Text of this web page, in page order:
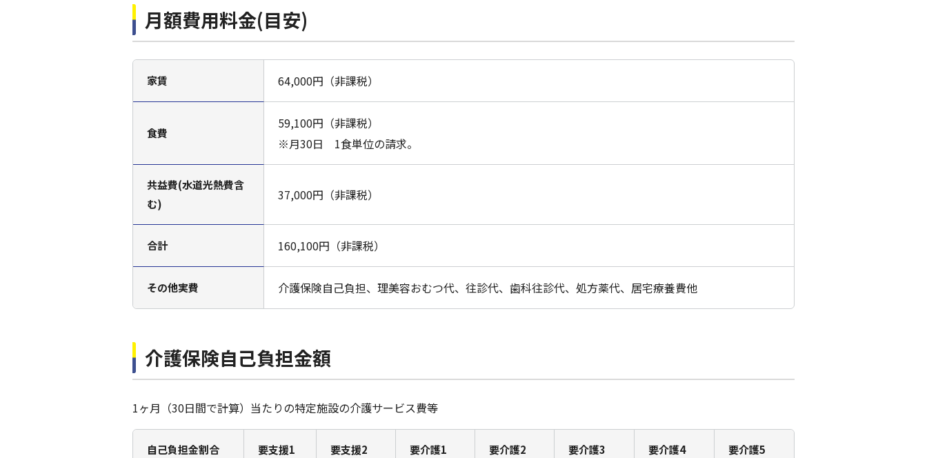
月額費用料金(目安)
家賃 64,000円（非課税）
食費
59,100円（非課税）
※月30日 1食単位の請求。
共益費(水道光熱費含
む)
37,000円（非課税）
合計 160,100円（非課税）
その他実費 介護保険自己負担、理美容おむつ代、往診代、歯科往診代、処方薬代、居宅療養費他
介護保険自己負担金額
1ヶ月（30日間で計算）当たりの特定施設の介護サービス費等
自己負担金割合 要支援1 要支援2 要介護1 要介護2 要介護3 要介護4 要介護5